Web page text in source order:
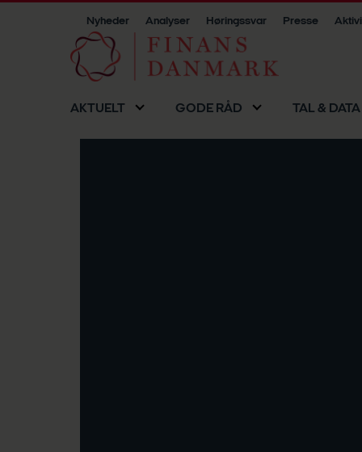
Nyheder Analyser Høringssvar Presse
AKTUELT GODE RÅD TAL & DATA